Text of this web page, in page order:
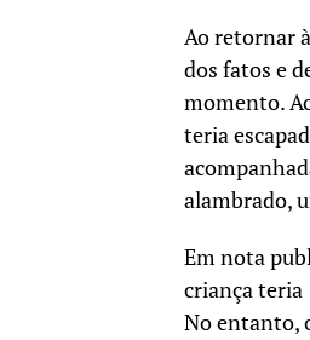
Ao retornar
dos fatos e
momento.
teria
alambrado,
Em nota
criança teria
No entanto,